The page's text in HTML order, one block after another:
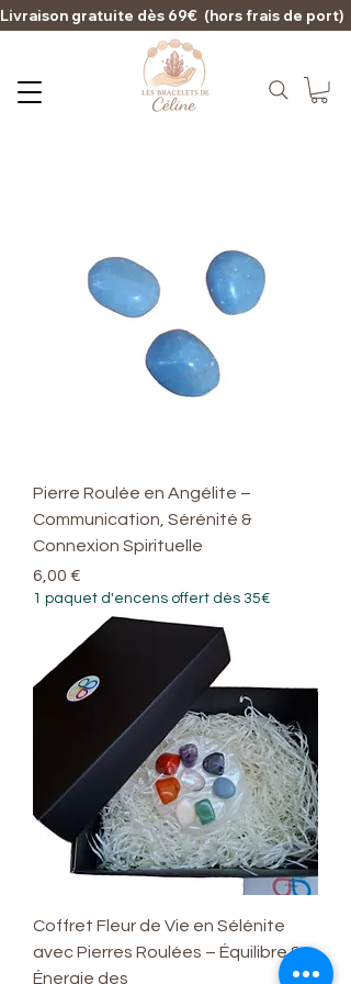
Livraison
Pierre Roulée en Angélite –
Communication, Sérénité &
Connexion Spirituelle
Prix
6,00 €
1 paquet d'encens offert dès 35€
Coffret Fleur de Vie en Sélénite
avec Pierres Roulées – Équilibre &
Énergie des